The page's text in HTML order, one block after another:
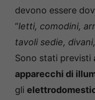
devono essere
“letti, comodini,
tavoli sedie,
Sono stati previsti
apparecchi di
gli